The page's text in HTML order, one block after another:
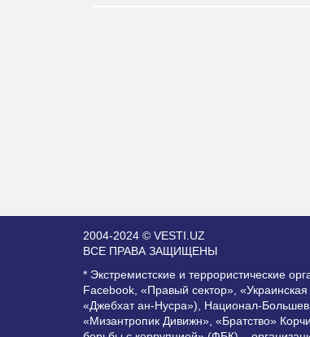
2004-2024 © VESTI.UZ
ВСЕ ПРАВА ЗАЩИЩЕНЫ
* Экстремистские и террористические
Facebook, «Правый сектор»,
«Джебхат ан-Нусра»), Национал-
«Мизантропик Дивижн», «Братство»